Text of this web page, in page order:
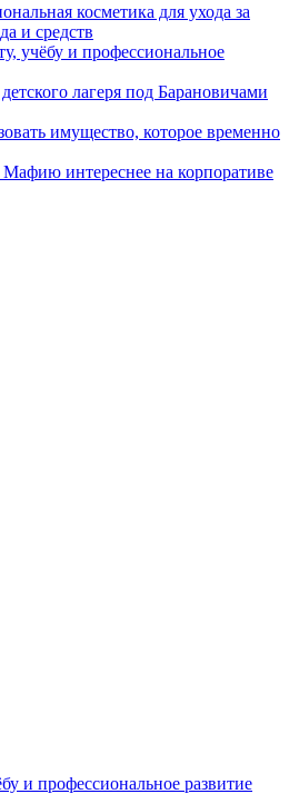
косметика для ухода за
и средств
учёбу и профессиональное
лагеря под Барановичами
имущество, которое временно
интереснее на корпоративе
и профессиональное развитие